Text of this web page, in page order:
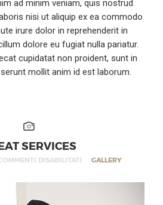
ad minim veniam, quis nostrud
nisi ut aliquip ex ea commodo
irure dolor in reprehenderit in
dolore eu fugiat nulla pariatur.
cupidatat non proident, sunt in
mollit anim id est laborum.
SERVICES
DISABILITATI GALLERY